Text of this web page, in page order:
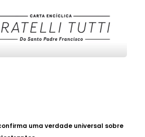
uma verdade universal sobre